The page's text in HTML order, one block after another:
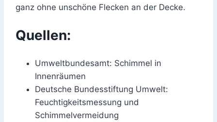
ganz ohne unschöne Flecken an der Decke.
Quellen:
Umweltbundesamt: Schimmel in
Innenräumen
Deutsche Bundesstiftung Umwelt:
Feuchtigkeitsmessung und
Schimmelvermeidung